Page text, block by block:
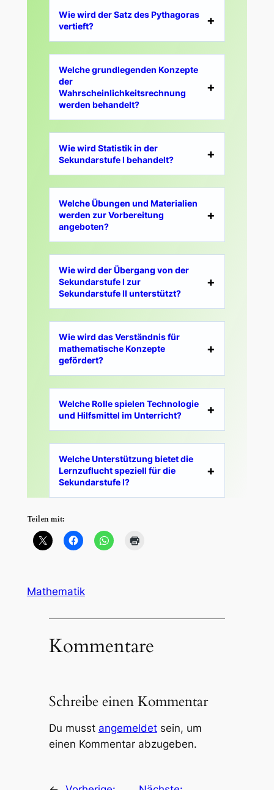
Wie wird der Satz des Pythagoras
vertieft?
Welche grundlegenden Konzepte
der
Wahrscheinlichkeitsrechnung
werden behandelt?
Wie wird Statistik in der
Sekundarstufe I behandelt?
Welche Übungen und Materialien
werden zur Vorbereitung
angeboten?
Wie wird der Übergang von der
Sekundarstufe I zur
Sekundarstufe II unterstützt?
Wie wird das Verständnis für
mathematische Konzepte
gefördert?
Welche Rolle spielen Technologie
und Hilfsmittel im Unterricht?
Welche Unterstützung bietet die
Lernzuflucht speziell für die
Sekundarstufe I?
Teilen mit:
Mathematik
Kommentare
Schreibe einen Kommentar
Du musst angemeldetsein, um
einen Kommentar abzugeben.